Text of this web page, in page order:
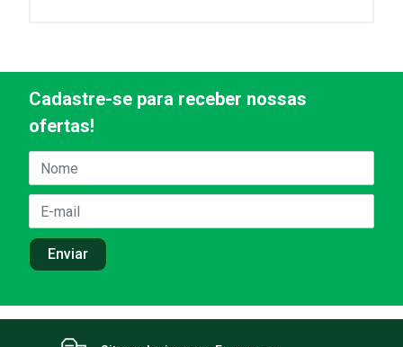
Cadastre-se para receber nossas
ofertas!